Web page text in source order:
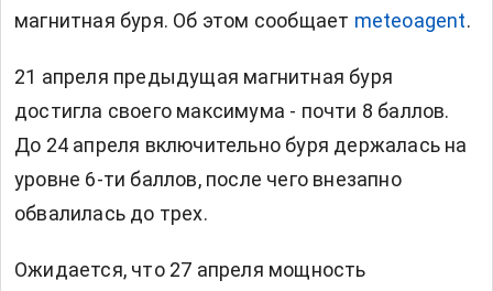
магнитная буря. Об этом сообщает meteoagent.
21 апреля предыдущая магнитная буря
достигла своего максимума - почти 8 баллов.
До 24 апреля включительно буря держалась на
уровне 6-ти баллов, после чего внезапно
обвалилась до трех.
Ожидается, что 27 апреля мощность